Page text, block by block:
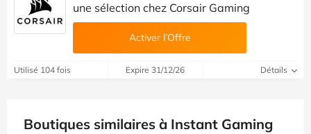
une sélection chez Corsair Gaming
Activer l’Offre
Utilisé 104 fois Expire 31/12/26 Détails
Boutiques similaires à Instant Gaming